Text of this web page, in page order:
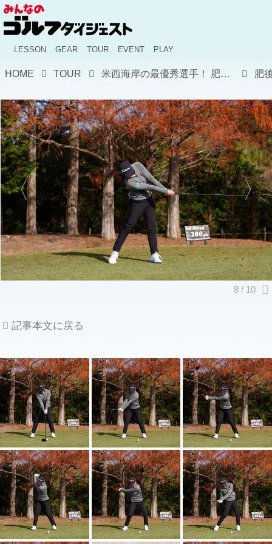
LESSON GEAR TOUR EVENT PLAY
HOME TOUR 米西海岸の最優秀選手！ 肥後莉音は“運動連鎖”で生まれる正確性が武器【新人女子プロのスウィング#16】
記事本文に戻る